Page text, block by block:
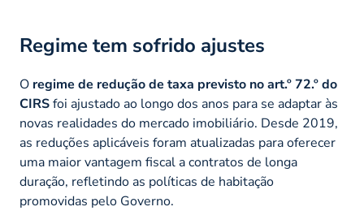
Regime tem sofrido ajustes
O regime de redução de taxa previsto no art.º 72.º do
CIRSfoi ajustado ao longo dos anos para se adaptar às
novas realidades do mercado imobiliário. Desde 2019,
as reduções aplicáveis foram atualizadas para oferecer
uma maior vantagem fiscal a contratos de longa
duração, refletindo as políticas de habitação
promovidas pelo Governo.